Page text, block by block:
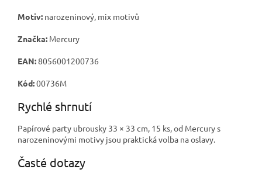
Motiv: narozeninový, mix motivů
Značka: Mercury
EAN:8056001200736
Kód:00736M
Rychlé shrnutí
Papírové party ubrousky 33 × 33 cm, 15 ks, od Mercury s
narozeninovými motivy jsou praktická volba na oslavy.
Časté dotazy